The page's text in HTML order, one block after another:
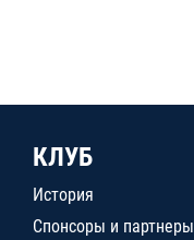
КЛУБ
История
Спонсоры и партнеры